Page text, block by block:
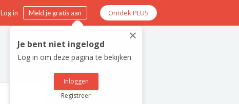
Log in Meld je gratis aan Ontdek PLUS
×
Je bent niet ingelogd
Log in om deze pagina te bekijken
Inloggen
Registreer